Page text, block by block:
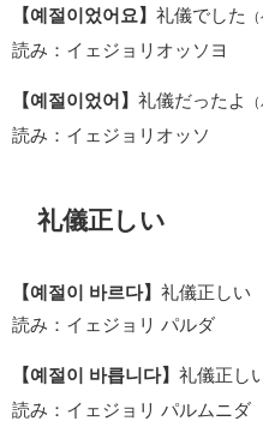
【예절이었어요】 礼儀でした
読み：イェジョリオッソヨ
【예절이었어】 礼儀だったよ
読み：イェジョリオッソ
礼儀正しい
【예절이 바르다】 礼儀正しい
読み：イェジョリ パルダ
【예절이 바릅니다】 礼儀正し
読み：イェジョリ パルムニダ